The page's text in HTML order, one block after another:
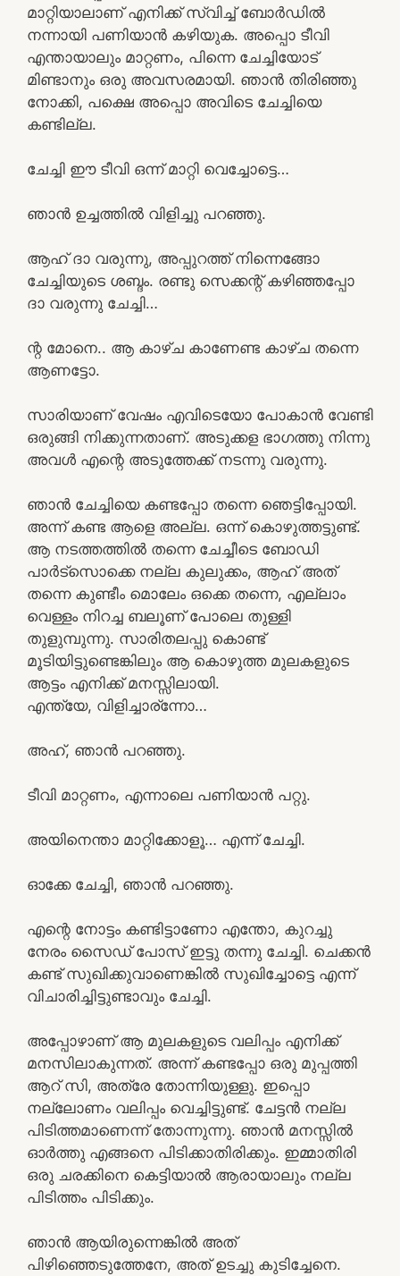
മാറ്റിയാലാണ് എനിക്ക് സ്വിച്ച് ബോർഡിൽ
നന്നായി പണിയാൻ കഴിയുക. അപ്പൊ ടീവി
എന്തായാലും മാറ്റണം, പിന്നെ ചേച്ചിയോട്
മിണ്ടാനും ഒരു അവസരമായി. ഞാൻ തിരിഞ്ഞു
നോക്കി, പക്ഷെ അപ്പൊ അവിടെ ചേച്ചിയെ
കണ്ടില്ല.
ചേച്ചി ഈ ടീവി ഒന്ന് മാറ്റി വെച്ചോട്ടെ…
ഞാൻ ഉച്ചത്തിൽ വിളിച്ചു പറഞ്ഞു.
ആഹ് ദാ വരുന്നു, അപ്പുറത്ത് നിന്നെങ്ങോ
ചേച്ചിയുടെ ശബ്ദം. രണ്ടു സെക്കന്റ്‌ കഴിഞ്ഞപ്പോ
ദാ വരുന്നു ചേച്ചി…
ന്റ മോനെ.. ആ കാഴ്ച കാണേണ്ട കാഴ്ച തന്നെ
ആണട്ടോ.
സാരിയാണ് വേഷം എവിടെയോ പോകാൻ വേണ്ടി
ഒരുങ്ങി നിക്കുന്നതാണ്. അടുക്കള ഭാഗത്തു നിന്നു
അവൾ എന്റെ അടുത്തേക്ക് നടന്നു വരുന്നു.
ഞാൻ ചേച്ചിയെ കണ്ടപ്പോ തന്നെ ഞെട്ടിപ്പോയി.
അന്ന് കണ്ട ആളെ അല്ല. ഒന്ന് കൊഴുത്തട്ടുണ്ട്.
ആ നടത്തത്തിൽ തന്നെ ചേച്ചീടെ ബോഡി
പാർട്സൊക്കെ നല്ല കുലുക്കം, ആഹ് അത്
തന്നെ കുണ്ടീം മൊലേം ഒക്കെ തന്നെ, എല്ലാം
വെള്ളം നിറച്ച ബലൂണ് പോലെ തുള്ളി
തുളുമ്പുന്നു. സാരിതലപ്പു കൊണ്ട്
മൂടിയിട്ടുണ്ടെങ്കിലും ആ കൊഴുത്ത മുലകളുടെ
ആട്ടം എനിക്ക് മനസ്സിലായി.
എന്ത്യേ, വിളിച്ചാര്ന്നോ…
അഹ്, ഞാൻ പറഞ്ഞു.
ടീവി മാറ്റണം, എന്നാലെ പണിയാൻ പറ്റു.
അയിനെന്താ മാറ്റിക്കോളൂ… എന്ന് ചേച്ചി.
ഓക്കേ ചേച്ചി, ഞാൻ പറഞ്ഞു.
എന്റെ നോട്ടം കണ്ടിട്ടാണോ എന്തോ, കുറച്ചു
നേരം സൈഡ് പോസ് ഇട്ടു തന്നു ചേച്ചി. ചെക്കൻ
കണ്ട് സുഖിക്കുവാണെങ്കിൽ സുഖിച്ചോട്ടെ എന്ന്
വിചാരിച്ചിട്ടുണ്ടാവും ചേച്ചി.
അപ്പോഴാണ് ആ മുലകളുടെ വലിപ്പം എനിക്ക്
മനസിലാകുന്നത്. അന്ന് കണ്ടപ്പോ ഒരു മുപ്പത്തി
ആറ് സി, അത്രേ തോന്നിയുള്ളു. ഇപ്പൊ
നല്ലോണം വലിപ്പം വെച്ചിട്ടുണ്ട്. ചേട്ടൻ നല്ല
പിടിത്തമാണെന്ന് തോന്നുന്നു. ഞാൻ മനസ്സിൽ
ഓർത്തു എങ്ങനെ പിടിക്കാതിരിക്കും. ഇമ്മാതിരി
ഒരു ചരക്കിനെ കെട്ടിയാൽ ആരായാലും നല്ല
പിടിത്തം പിടിക്കും.
ഞാൻ ആയിരുന്നെങ്കിൽ അത്
പിഴിഞ്ഞെടുത്തേനേ, അത് ഉടച്ചു കുടിച്ചേനെ.